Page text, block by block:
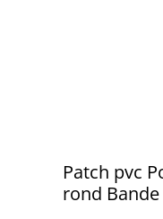
%
Patch pvc
rond Bande